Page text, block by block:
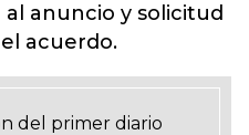
anuncio y solicitud
acuerdo.
del primer diario